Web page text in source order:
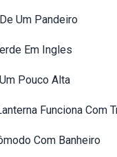
Um Pandeiro
Em Ingles
Pouco Alta
Funciona Com
Com Banheiro